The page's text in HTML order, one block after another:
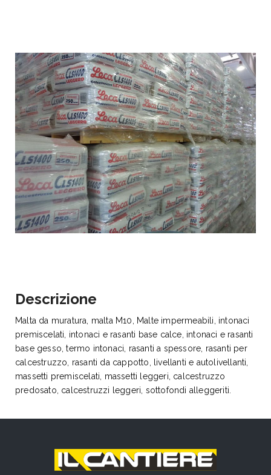
Descrizione
Malta da muratura, malta M10, Malte impermeabili, intonaci
premiscelati, intonaci e rasanti base calce, intonaci e rasanti
base gesso, termo intonaci, rasanti a spessore, rasanti per
calcestruzzo, rasanti da cappotto, livellanti e autolivellanti,
massetti premiscelati, massetti leggeri, calcestruzzo
predosato, calcestruzzi leggeri, sottofondi alleggeriti.